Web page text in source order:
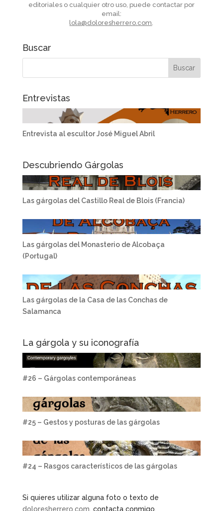
editoriales o cualquier otro uso, puede contactar por
email:
lola@doloresherrero.com
Buscar
Entrevistas
Entrevista al escultor José Miguel Abril
Descubriendo Gárgolas
Las gárgolas del Castillo Real de Blois (Francia)
Las gárgolas del Monasterio de Alcobaça
(Portugal)
Las gárgolas de la Casa de las Conchas de
Salamanca
La gárgola y su iconografía
#26 – Gárgolas contemporáneas
#25 – Gestos y posturas de las gárgolas
#24 – Rasgos característicos de las gárgolas
Si quieres utilizar alguna foto o texto de
doloresherrero.com, contacta conmigo.